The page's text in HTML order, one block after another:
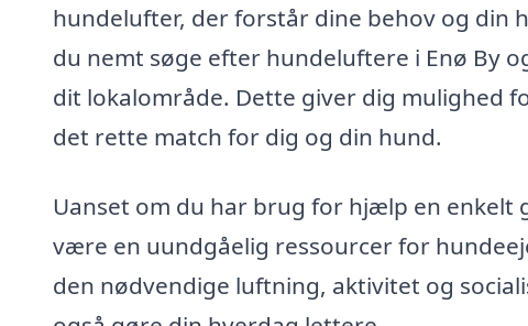
hundelufter, der forstår dine behov og din
du nemt søge efter hundeluftere i Enø By
dit lokalområde. Dette giver dig mulighed
det rette match for dig og din hund.
Uanset om du har brug for hjælp en
være en uundgåelig ressourcer for
den nødvendige luftning, aktivitet og